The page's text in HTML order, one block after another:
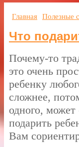
Главная Полезные
Что
Почему-то
это очень
ребенку
сложнее,
одного,
подарить
Вам